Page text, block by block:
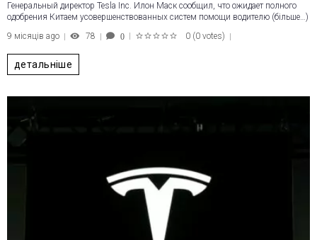
Генеральный директор Tesla Inc. Илон Маск сообщил, что ожидает полного
одобрения Китаем усовершенствованных систем помощи водителю (більше…)
9 місяців ago
78 0 0 (0 votes)
детальніше